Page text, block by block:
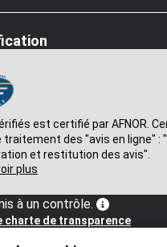
est certifié par AFNOR.
traitement des "avis en ligne" :
et restitution des avis".
plus
à un contrôle.
charte de transparence